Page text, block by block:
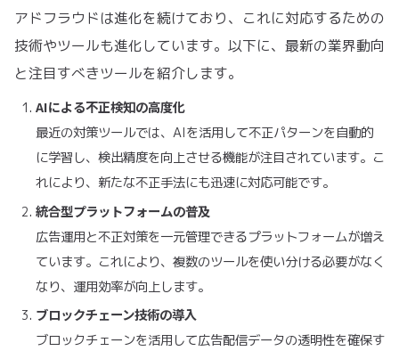
アドフラウドは進化を続けており、これに対応するための
技術やツールも進化しています。以下に、最新の業界動向
と注目すべきツールを紹介します。
AIによる不正検知の高度化
最近の対策ツールでは、AIを活用して不正パターンを自動的
に学習し、検出精度を向上させる機能が注目されています。こ
れにより、新たな不正手法にも迅速に対応可能です。
統合型プラットフォームの普及
広告運用と不正対策を一元管理できるプラットフォームが増え
ています。これにより、複数のツールを使い分ける必要がなく
なり、運用効率が向上します。
ブロックチェーン技術の導入
ブロックチェーンを活用して広告配信データの透明性を確保す